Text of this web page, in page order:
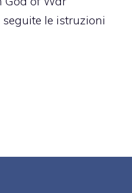
le istruzioni